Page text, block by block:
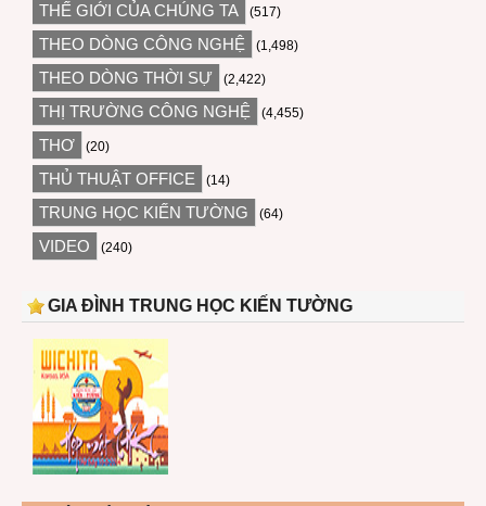
THẾ GIỚI CỦA CHÚNG TA (517)
THEO DÒNG CÔNG NGHỆ (1,498)
THEO DÒNG THỜI SỰ (2,422)
THỊ TRƯỜNG CÔNG NGHỆ (4,455)
THƠ (20)
THỦ THUẬT OFFICE (14)
TRUNG HỌC KIẾN TƯỜNG (64)
VIDEO (240)
GIA ĐÌNH TRUNG HỌC KIẾN TƯỜNG